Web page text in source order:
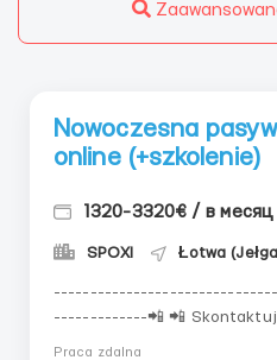
Nowoczesna
online (+szkolenie)
1320-3320€ / в месяц
SPOXI Łotwa
-------------📲 📲 Skontaktuj
Praca zdalna